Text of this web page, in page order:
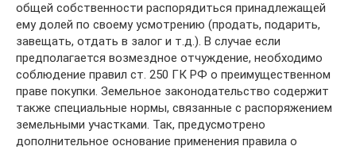
общей собственности распорядиться принадлежащей
ему долей по своему усмотрению (продать, подарить,
завещать, отдать в залог и т.д.). В случае если
предполагается возмездное отчуждение, необходимо
соблюдение правил ст. 250 ГК РФ о преимущественном
праве покупки. Земельное законодательство содержит
также специальные нормы, связанные с распоряжением
земельными участками. Так, предусмотрено
дополнительное основание применения правила о